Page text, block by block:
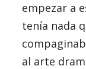
empezar a
tenía nada
al arte